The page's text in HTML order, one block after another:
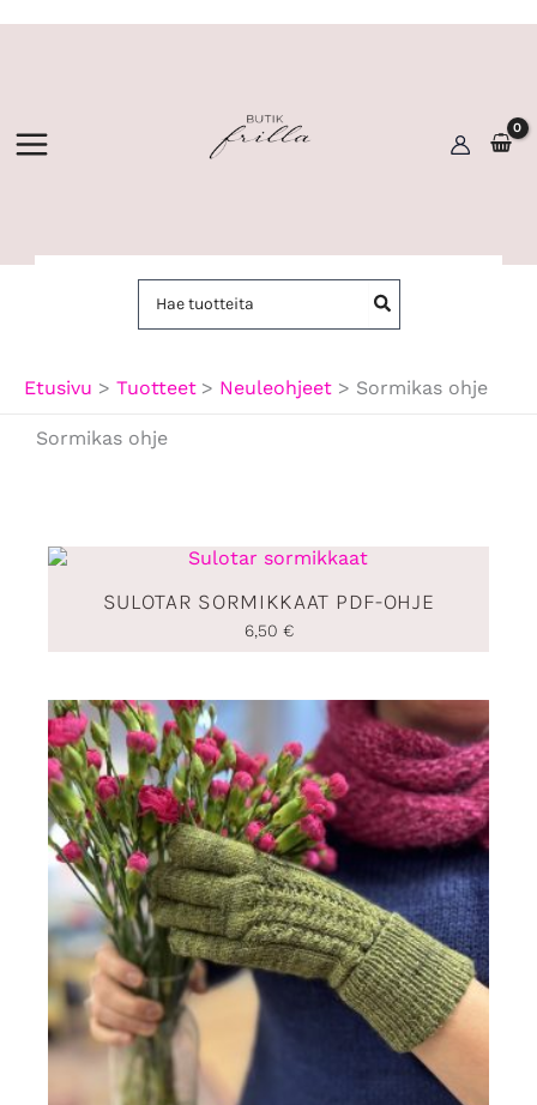
Etusivu Tuotteet Neuleohjeet Sormikas ohje
Sormikas ohje
SULOTAR SORMIKKAAT PDF-OHJE
6,50 €